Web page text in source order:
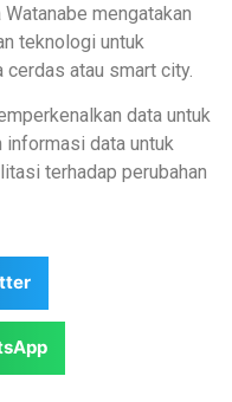
mengatakan
teknologi untuk
atau smart city.
data untuk
informasi data untuk
terhadap perubahan